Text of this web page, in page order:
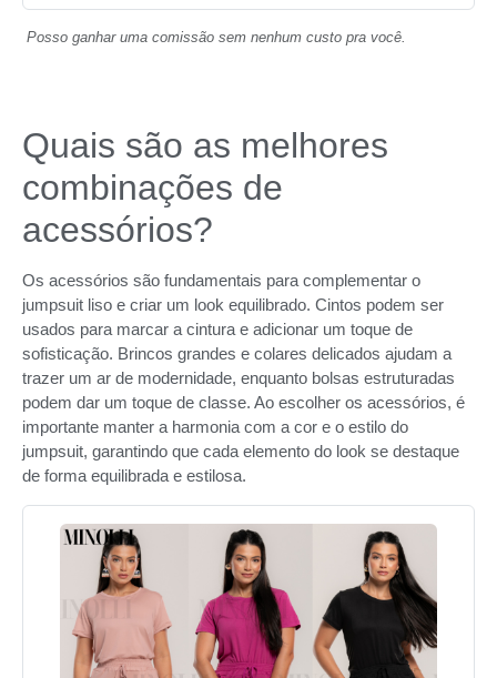
Posso ganhar uma comissão sem nenhum custo pra você.
Quais são as melhores
combinações de
acessórios?
Os acessórios são fundamentais para complementar o
jumpsuit liso e criar um look equilibrado. Cintos podem ser
usados para marcar a cintura e adicionar um toque de
sofisticação. Brincos grandes e colares delicados ajudam a
trazer um ar de modernidade, enquanto bolsas estruturadas
podem dar um toque de classe. Ao escolher os acessórios, é
importante manter a harmonia com a cor e o estilo do
jumpsuit, garantindo que cada elemento do look se destaque
de forma equilibrada e estilosa.